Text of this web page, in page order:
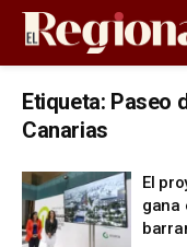
Etiqueta: Paseo
Canarias
El
gana